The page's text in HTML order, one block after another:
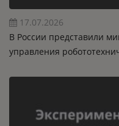
17.07.2026
В России представили
управления